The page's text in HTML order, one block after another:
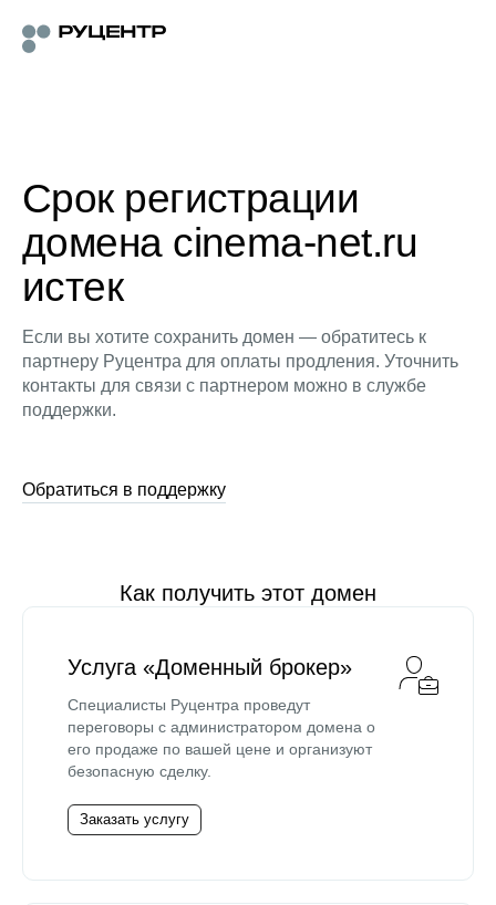
Срок регистрации
домена cinema-net.ru
истек
Если вы хотите сохранить домен — обратитесь к
партнеру Руцентра для оплаты продления. Уточнить
контакты для связи с партнером можно в службе
поддержки.
Обратиться в поддержку
Как получить этот домен
Услуга «Доменный брокер»
Специалисты Руцентра проведут
переговоры с администратором домена о
его продаже по вашей цене и организуют
безопасную сделку.
Заказать услугу